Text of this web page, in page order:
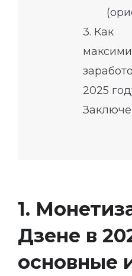
3. Как
2025
1.
Дзене в
основные